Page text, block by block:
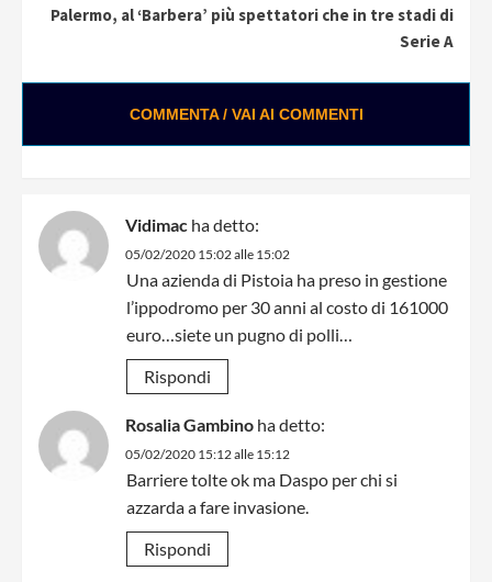
Palermo, al ‘Barbera’ più spettatori che in tre stadi di
Serie A
COMMENTA / VAI AI COMMENTI
Vidimac ha detto:
05/02/2020 15:02 alle 15:02
Una azienda di Pistoia ha preso in gestione
l’ippodromo per 30 anni al costo di 161000
euro…siete un pugno di polli…
Rispondi
Rosalia Gambino ha detto:
05/02/2020 15:12 alle 15:12
Barriere tolte ok ma Daspo per chi si
azzarda a fare invasione.
Rispondi